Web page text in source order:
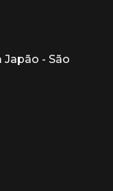
Japão - São